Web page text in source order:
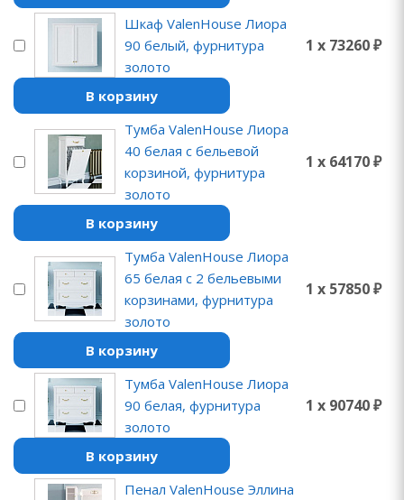
Шкаф ValenHouse Лиора
90 белый, фурнитура
золото
1 x 73260 ₽
В корзину
Тумба ValenHouse Лиора
40 белая с бельевой
корзиной, фурнитура
золото
1 x 64170 ₽
В корзину
Тумба ValenHouse Лиора
65 белая с 2 бельевыми
корзинами, фурнитура
золото
1 x 57850 ₽
В корзину
Тумба ValenHouse Лиора
90 белая, фурнитура
золото
1 x 90740 ₽
В корзину
Пенал ValenHouse Эллина